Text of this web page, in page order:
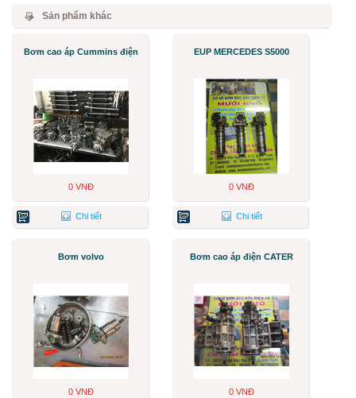
Sản phẩm khác
Bơm cao áp Cummins điện
0 VNĐ
Chi tiết
EUP MERCEDES S5000
0 VNĐ
Chi tiết
Bơm volvo
0 VNĐ
Bơm cao áp điện CATER
0 VNĐ